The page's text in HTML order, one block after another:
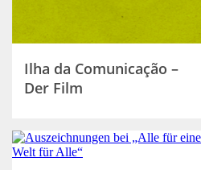
Ilha da Comunicação –
Der Film